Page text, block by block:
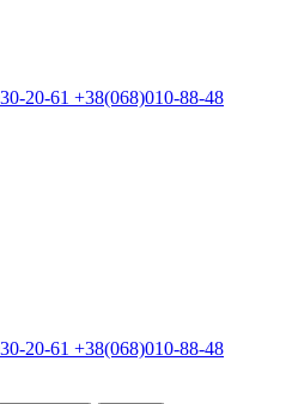
20-61 +38(068)010-88-48
20-61 +38(068)010-88-48